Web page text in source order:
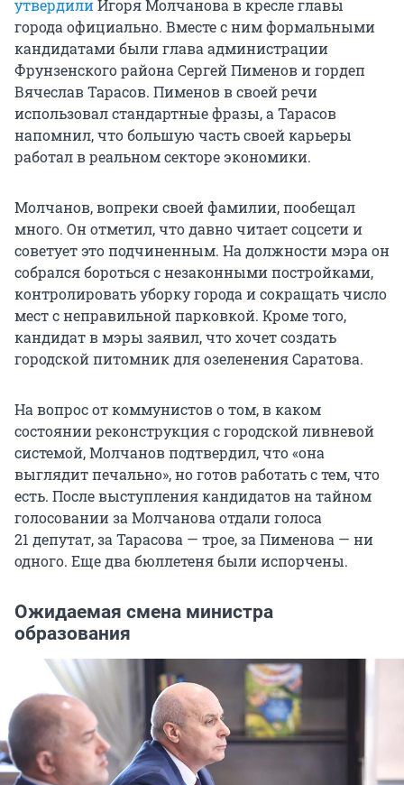
утвердилиИгоря Молчанова в кресле главы
города официально. Вместе с ним формальными
кандидатами были глава администрации
Фрунзенского района Сергей Пименов и гордеп
Вячеслав Тарасов. Пименов в своей речи
использовал стандартные фразы, а Тарасов
напомнил, что большую часть своей карьеры
работал в реальном секторе экономики.
Молчанов, вопреки своей фамилии, пообещал
много. Он отметил, что давно читает соцсети и
советует это подчиненным. На должности мэра он
собрался бороться с незаконными постройками,
контролировать уборку города и сокращать число
мест с неправильной парковкой. Кроме того,
кандидат в мэры заявил, что хочет создать
городской питомник для озеленения Саратова.
На вопрос от коммунистов о том, в каком
состоянии реконструкция с городской ливневой
системой, Молчанов подтвердил, что «она
выглядит печально», но готов работать с тем, что
есть. После выступления кандидатов на тайном
голосовании за Молчанова отдали голоса
21 депутат, за Тарасова — трое, за Пименова — ни
одного. Еще два бюллетеня были испорчены.
Ожидаемая смена министра
образования